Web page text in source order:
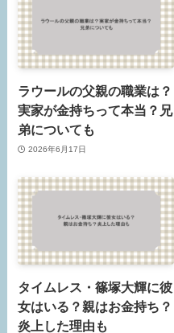
ラウールの父親の職業は？
実家が金持ちって本当？兄
弟についても
2026年6月17日
タイムレス・篠塚大輝に彼
女はいる？親はお金持ち？
炎上した理由も